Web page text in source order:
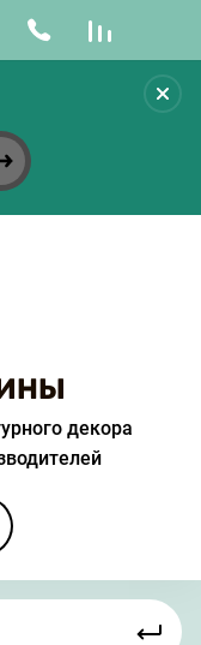
декора